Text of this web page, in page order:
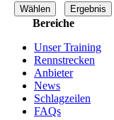
Bereiche
Unser Training
Rennstrecken
Anbieter
News
Schlagzeilen
FAQs